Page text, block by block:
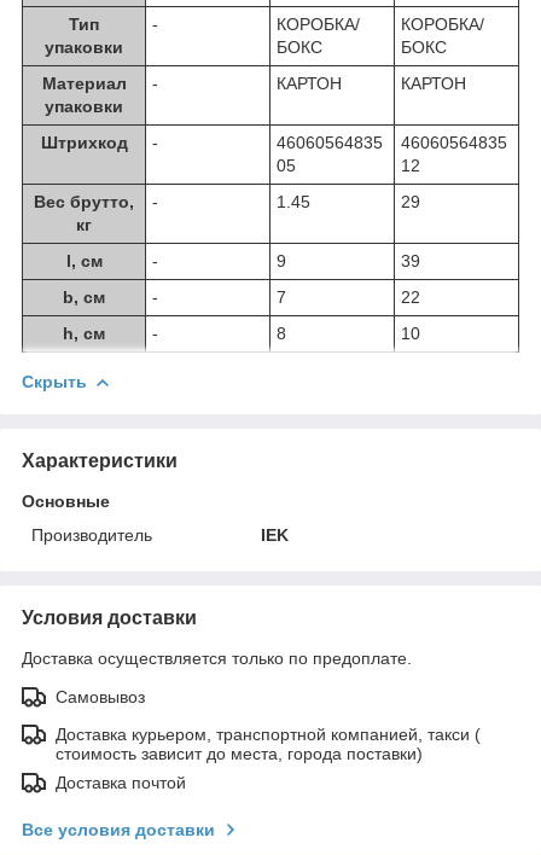
Тип
упаковки
-
КОРОБКА/
БОКС
КОРОБКА/
БОКС
Материал
упаковки
- КАРТОН КАРТОН
Штрихкод -
46060564835
05
46060564835
12
Вес брутто,
кг
- 1.45 29
l, см - 9
39
b, см
- 7
22
h, см
- 8 10
Скрыть
Характеристики
Основные
Производитель
IEK
Условия доставки
Доставка осуществляется только по предоплате.
Самовывоз
Доставка курьером, транспортной компанией, такси (
стоимость зависит до места, города поставки)
Доставка почтой
Все условия доставки